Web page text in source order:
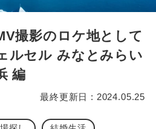
撮影のロケ地として
ルセル みなとみらい
編
最終更新日 : 2024.05.25